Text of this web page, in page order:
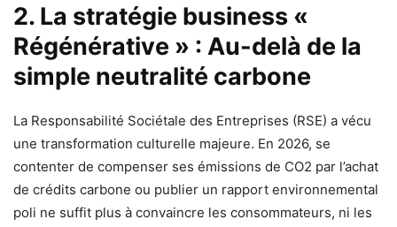
2. La stratégie business «
Régénérative » : Au-delà de la
simple neutralité carbone
La Responsabilité Sociétale des Entreprises (RSE) a vécu
une transformation culturelle majeure. En 2026, se
contenter de compenser ses émissions de CO2 par l’achat
de crédits carbone ou publier un rapport environnemental
poli ne suffit plus à convaincre les consommateurs, ni les